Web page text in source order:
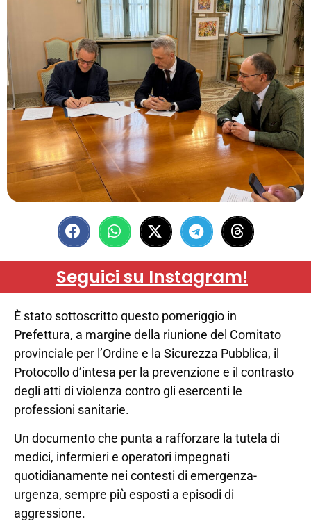
Seguici su Instagram!
È stato sottoscritto questo pomeriggio in
Prefettura, a margine della riunione del Comitato
provinciale per l’Ordine e la Sicurezza Pubblica, il
Protocollo d’intesa per la prevenzione e il contrasto
degli atti di violenza contro gli esercenti le
professioni sanitarie.
Un documento che punta a rafforzare la tutela di
medici, infermieri e operatori impegnati
quotidianamente nei contesti di emergenza-
urgenza, sempre più esposti a episodi di
aggressione.